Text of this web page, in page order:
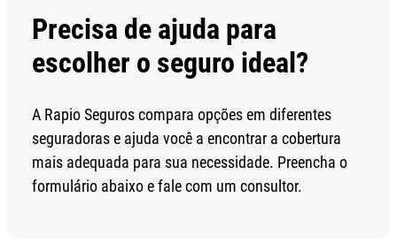
Precisa de ajuda para
escolher o seguro ideal?
A Rapio Seguros compara opções em diferentes
seguradoras e ajuda você a encontrar a cobertura
mais adequada para sua necessidade. Preencha o
formulário abaixo e fale com um consultor.